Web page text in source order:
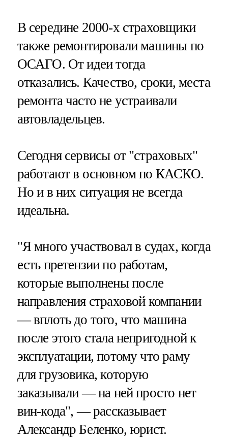
В середине 2000-х страховщики
также ремонтировали машины по
ОСАГО. От идеи тогда
отказались. Качество, сроки, места
ремонта часто не устраивали
автовладельцев.
Сегодня сервисы от "страховых"
работают в основном по КАСКО.
Но и в них ситуация не всегда
идеальна.
"Я много участвовал в судах, когда
есть претензии по работам,
которые выполнены после
направления страховой компании
— вплоть до того, что машина
после этого стала непригодной к
эксплуатации, потому что раму
для грузовика, которую
заказывали — на ней просто нет
вин-кода", — рассказывает
Александр Беленко, юрист.